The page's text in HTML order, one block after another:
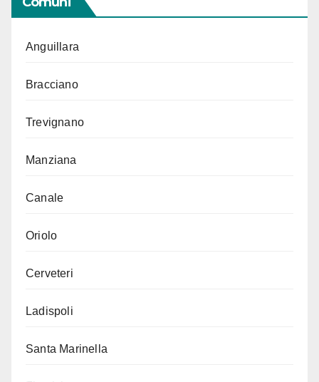
Anguillara
Bracciano
Trevignano
Manziana
Canale
Oriolo
Cerveteri
Ladispoli
Santa Marinella